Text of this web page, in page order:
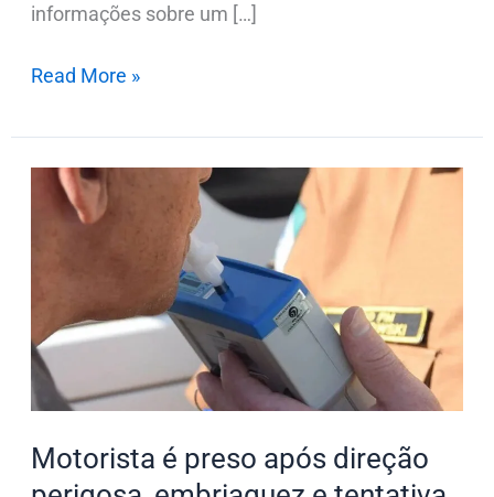
informações sobre um […]
Read More »
Motorista é preso após direção
Motorista
direção
perigosa,
embriaguez
e
de